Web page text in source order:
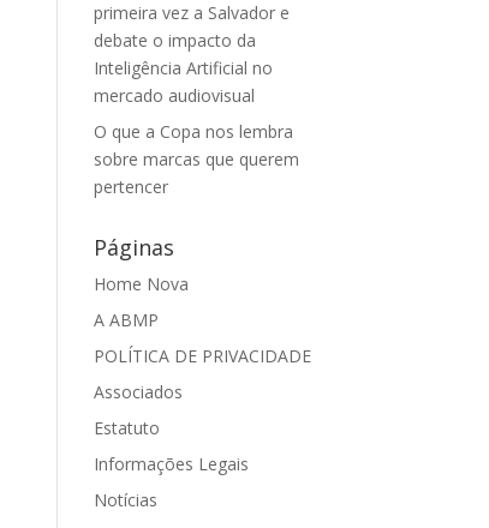
primeira vez a Salvador e
debate o impacto da
Inteligência Artificial no
mercado audiovisual
O que a Copa nos lembra
sobre marcas que querem
pertencer
Páginas
Home Nova
A ABMP
POLÍTICA DE PRIVACIDADE
Associados
Estatuto
Informações Legais
Notícias